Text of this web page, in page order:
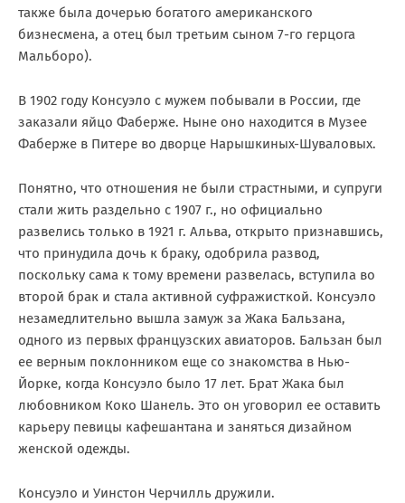
также была дочерью богатого американского
бизнесмена, а отец был третьим сыном 7-го герцога
Мальборо).
В 1902 году Консуэло с мужем побывали в России, где
заказали яйцо Фаберже. Ныне оно находится в Музее
Фаберже в Питере во дворце Нарышкиных-Шуваловых.
Понятно, что отношения не были страстными, и супруги
стали жить раздельно с 1907 г., но официально
развелись только в 1921 г. Альва, открыто признавшись,
что принудила дочь к браку, одобрила развод,
поскольку сама к тому времени развелась, вступила во
второй брак и стала активной суфражисткой. Консуэло
незамедлительно вышла замуж за Жака Бальзана,
одного из первых французских авиаторов. Бальзан был
ее верным поклонником еще со знакомства в Нью-
Йорке, когда Консуэло было 17 лет. Брат Жака был
любовником Коко Шанель. Это он уговорил ее оставить
карьеру певицы кафешантана и заняться дизайном
женской одежды.
Консуэло и Уинстон Черчилль дружили.